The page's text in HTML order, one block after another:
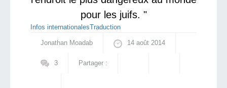
pour les juifs. "
Infos internationalesTraduction
Jonathan Moadab 14 août 2014
3 Partager :